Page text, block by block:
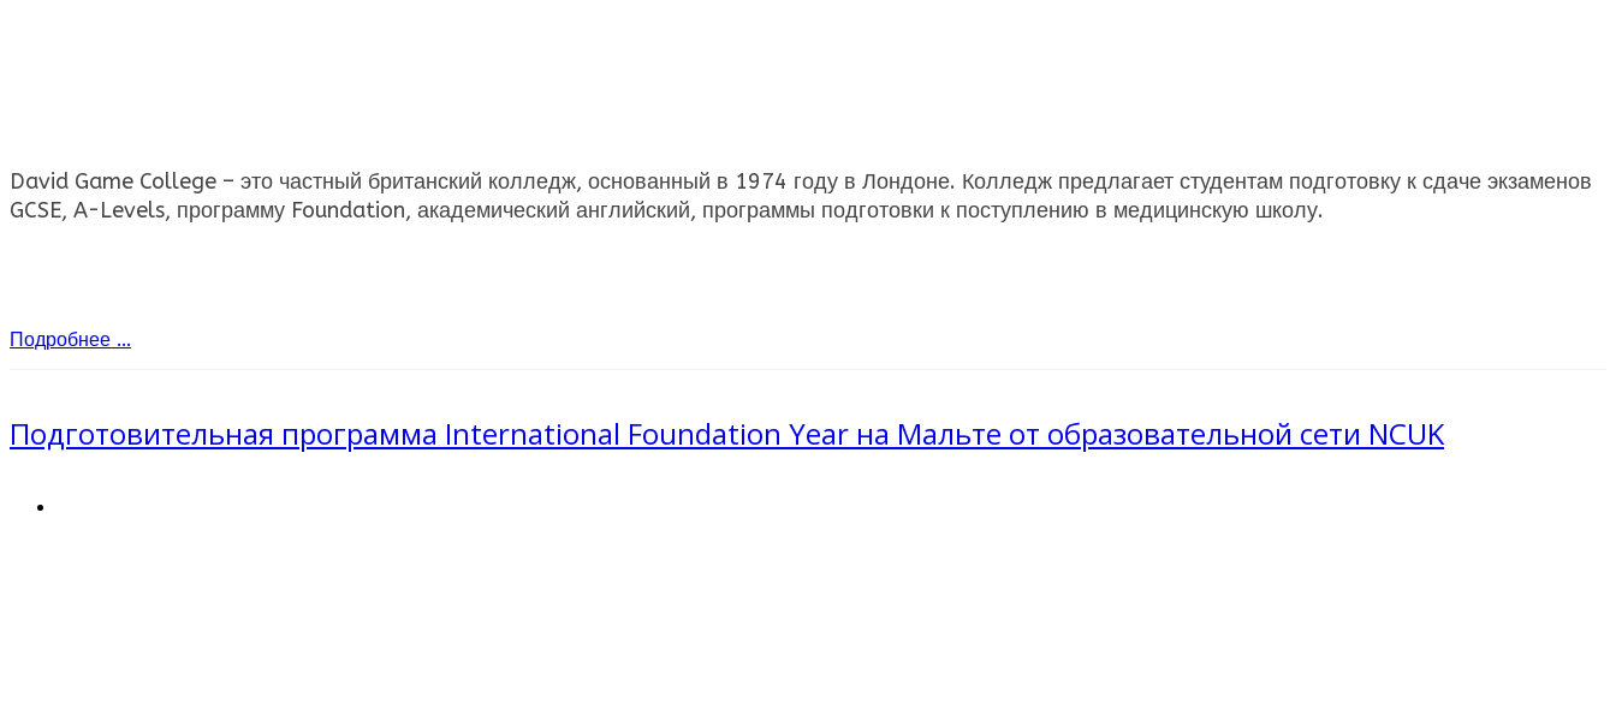
David Game College – это частный британский колледж, основанный в 1974 году в Лондоне. Колледж предлагает студентам подготовку к сдаче экзаменов
GCSE, A-Levels, программу Foundation, академический английский, программы подготовки к поступлению в медицинскую школу.
Подробнее ...
Подготовительная программа International Foundation Year на Мальте от образовательной сети NCUK